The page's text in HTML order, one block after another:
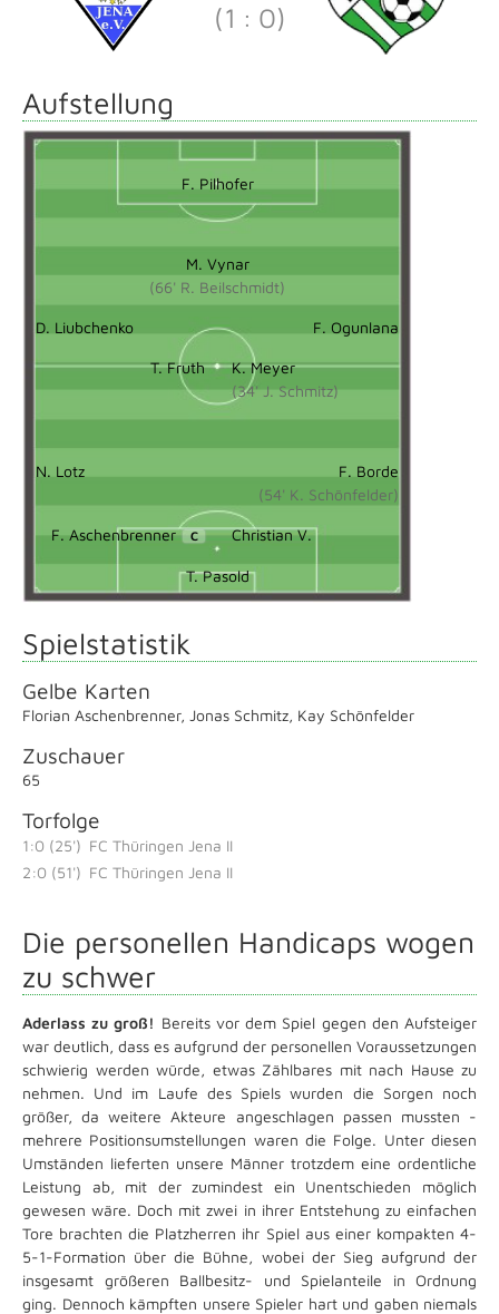
(1 : 0)
Aufstellung
F. Pilhofer
M. Vynar
(66' R. Beilschmidt)
D. Liubchenko F. Ogunlana
T. Fruth
K. Meyer
(34' J. Schmitz)
N. Lotz
F. Borde
(54' K. Schönfelder)
F. Aschenbrenner C Christian V.
T. Pasold
Spielstatistik
Gelbe Karten
Florian Aschenbrenner, Jonas Schmitz, Kay Schönfelder
Zuschauer
65
Torfolge
1:0 (25') FC Thüringen Jena II
2:0 (51') FC Thüringen Jena II
Die personellen Handicaps wogen
zu schwer
Aderlass zu groß! Bereits vor dem Spiel gegen den Aufsteiger
war deutlich, dass es aufgrund der personellen Voraussetzungen
schwierig werden würde, etwas Zählbares mit nach Hause zu
nehmen. Und im Laufe des Spiels wurden die Sorgen noch
größer, da weitere Akteure angeschlagen passen mussten -
mehrere Positionsumstellungen waren die Folge. Unter diesen
Umständen lieferten unsere Männer trotzdem eine ordentliche
Leistung ab, mit der zumindest ein Unentschieden möglich
gewesen wäre. Doch mit zwei in ihrer Entstehung zu einfachen
Tore brachten die Platzherren ihr Spiel aus einer kompakten 4-
5-1-Formation über die Bühne, wobei der Sieg aufgrund der
insgesamt größeren Ballbesitz- und Spielanteile in Ordnung
ging. Dennoch kämpften unsere Spieler hart und gaben niemals